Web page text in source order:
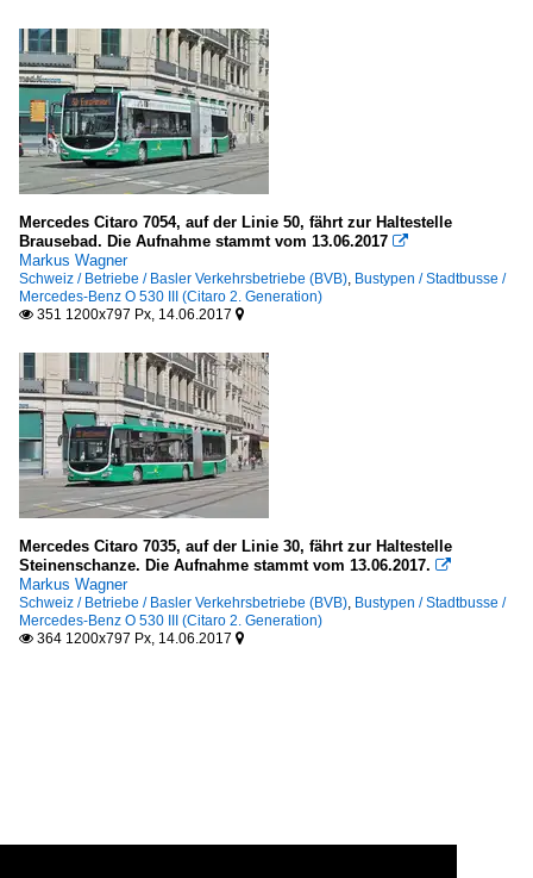
Mercedes Citaro 7054, auf der Linie 50, fährt zur Haltestelle
Brausebad. Die Aufnahme stammt vom 13.06.2017 
Markus Wagner
Schweiz / Betriebe / Basler Verkehrsbetriebe (BVB) Bustypen / Stadtbusse /
Mercedes-Benz O 530 III (Citaro 2. Generation)
 351 1200x797 Px, 14.06.2017 
Mercedes Citaro 7035, auf der Linie 30, fährt zur Haltestelle
Steinenschanze. Die Aufnahme stammt vom 13.06.2017. 
Markus Wagner
Schweiz / Betriebe / Basler Verkehrsbetriebe (BVB) Bustypen / Stadtbusse /
Mercedes-Benz O 530 III (Citaro 2. Generation)
 364 1200x797 Px, 14.06.2017 